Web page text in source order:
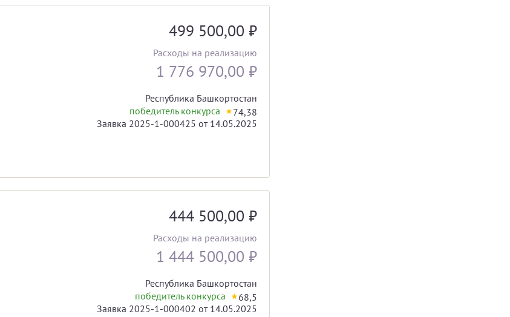
499 500,00 ₽
Расходы на реализацию
1 776 970,00 ₽
Республика Башкортостан
победитель конкурса
74,38
Заявка 2025-1-000425 от 14.05.2025
444 500,00 ₽
Расходы на реализацию
1 444 500,00 ₽
Республика Башкортостан
победитель конкурса
68,5
Заявка 2025-1-000402 от 14.05.2025